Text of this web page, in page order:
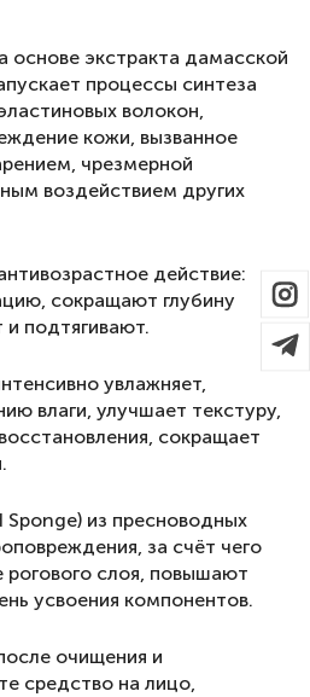
основе экстракта дамасской
процессы синтеза
волокон,
кожи, вызванное
чрезмерной
воздействием других
действие:
сокращают глубину
подтягивают.
увлажняет,
влаги, улучшает текстуру,
сокращает
из пресноводных
за счёт чего
рогового слоя, повышают
усвоения компонентов.
очищения и
средство на лицо,